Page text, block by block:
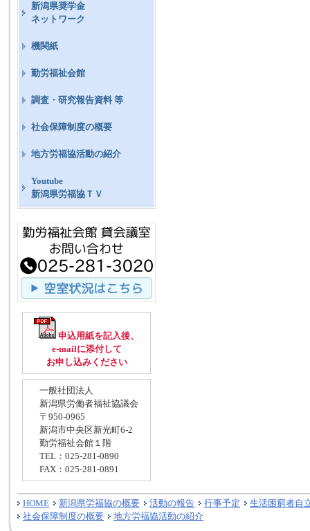
新潟県奨学金
ネットワーク
機関紙
勤労福祉会館
調査・研究報告資料 等
社会保障制度の概要
地方労福協活動の紹介
Youtube
新潟県労福協ＴＶ
申込用紙を記入後、
e-mailに添付して
お申し込みください
一般社団法人
新潟県労働者福祉協議会
〒950-0965
新潟市中央区新光町6-2
勤労福祉会館１階
TEL：025-281-0890
FAX：025-281-0891
HOME 新潟県労福協の概要 活動の報告 行事予定
生活困窮者自
社会保障制度の概要
地方労福協活動の紹介